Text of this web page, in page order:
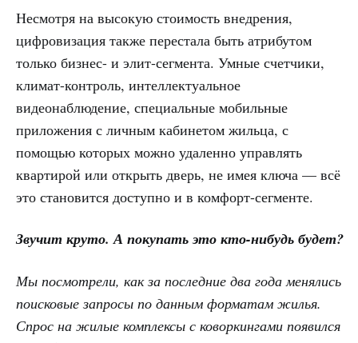
Несмотря на высокую стоимость внедрения,
цифровизация также перестала быть атрибутом
только бизнес- и элит-сегмента. Умные счетчики,
климат-контроль, интеллектуальное
видеонаблюдение, специальные мобильные
приложения с личным кабинетом жильца, с
помощью которых можно удаленно управлять
квартирой или открыть дверь, не имея ключа — всё
это становится доступно и в комфорт-сегменте.
Звучит круто. А покупать это кто-нибудь будет?
Мы посмотрели, как за последние два года менялись
поисковые запросы по данным форматам жилья.
Спрос на жилые комплексы с коворкингами появился